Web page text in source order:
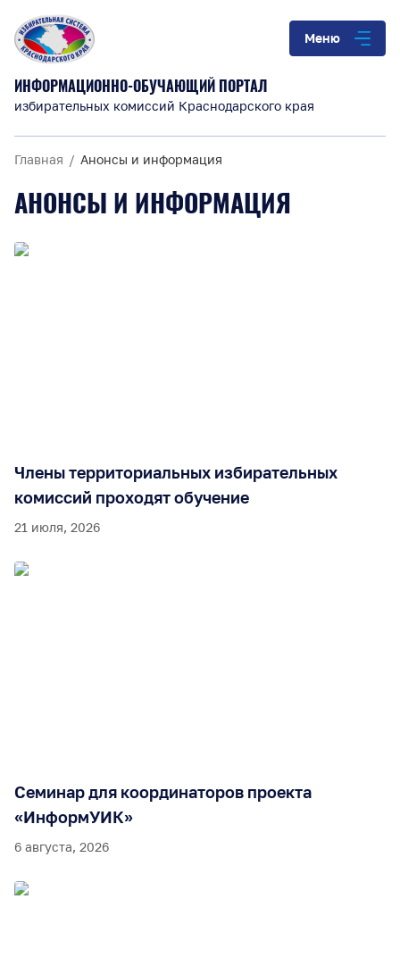
Меню
ИНФОРМАЦИОННО-ОБУЧАЮЩИЙ ПОРТАЛ
избирательных комиссий Краснодарского края
Главная Анонсы и информация
АНОНСЫ И ИНФОРМАЦИЯ
Члены территориальных избирательных
комиссий проходят обучение
21 июля, 2026
Семинар для координаторов проекта
«ИнформУИК»
6 августа, 2026